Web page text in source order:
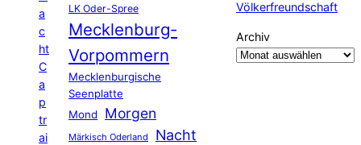
a
c
ht
C
a
p
tr
ai
LK Oder-Spree
Mecklenburg-
Vorpommern
Mecklenburgische
Seenplatte
Mond
Morgen
Märkisch Oderland Nacht
Völkerfreundschaft
Archiv